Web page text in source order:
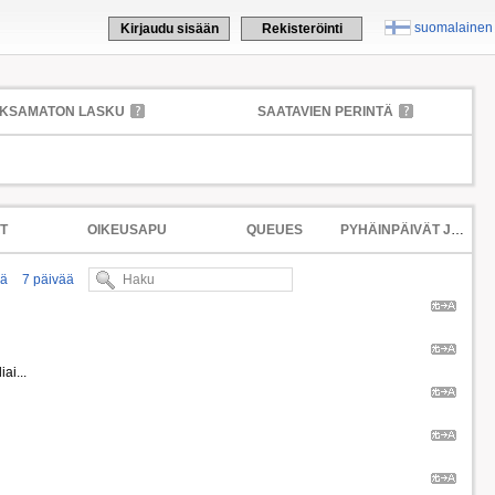
suomalainen
Kirjaudu sisään Rekisteröinti
LASKU SAATAVIEN PERINTÄ
OIKEUSAPU QUEUES PYHÄINPÄIVÄT JA JUHLAPÄIVÄT
7 päivää